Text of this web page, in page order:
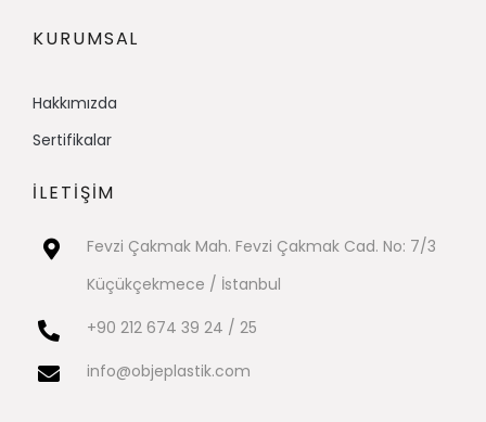
KURUMSAL
Hakkımızda​
Sertifikalar
İLETİŞİM
Fevzi Çakmak Mah. Fevzi Çakmak Cad. No: 7/3
Küçükçekmece / İstanbul
+90 212 674 39 24 / 25
info@objeplastik.com